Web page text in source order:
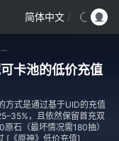
简体中文 /
哪里可以购买《原神》6.6版本妮可卡池的低价充值（2026年指南）
卡池的低价充值
方式是通过基于UID的充值
，且依然保留首充双
石（最坏情况需180抽）
[《原神》低价充值]